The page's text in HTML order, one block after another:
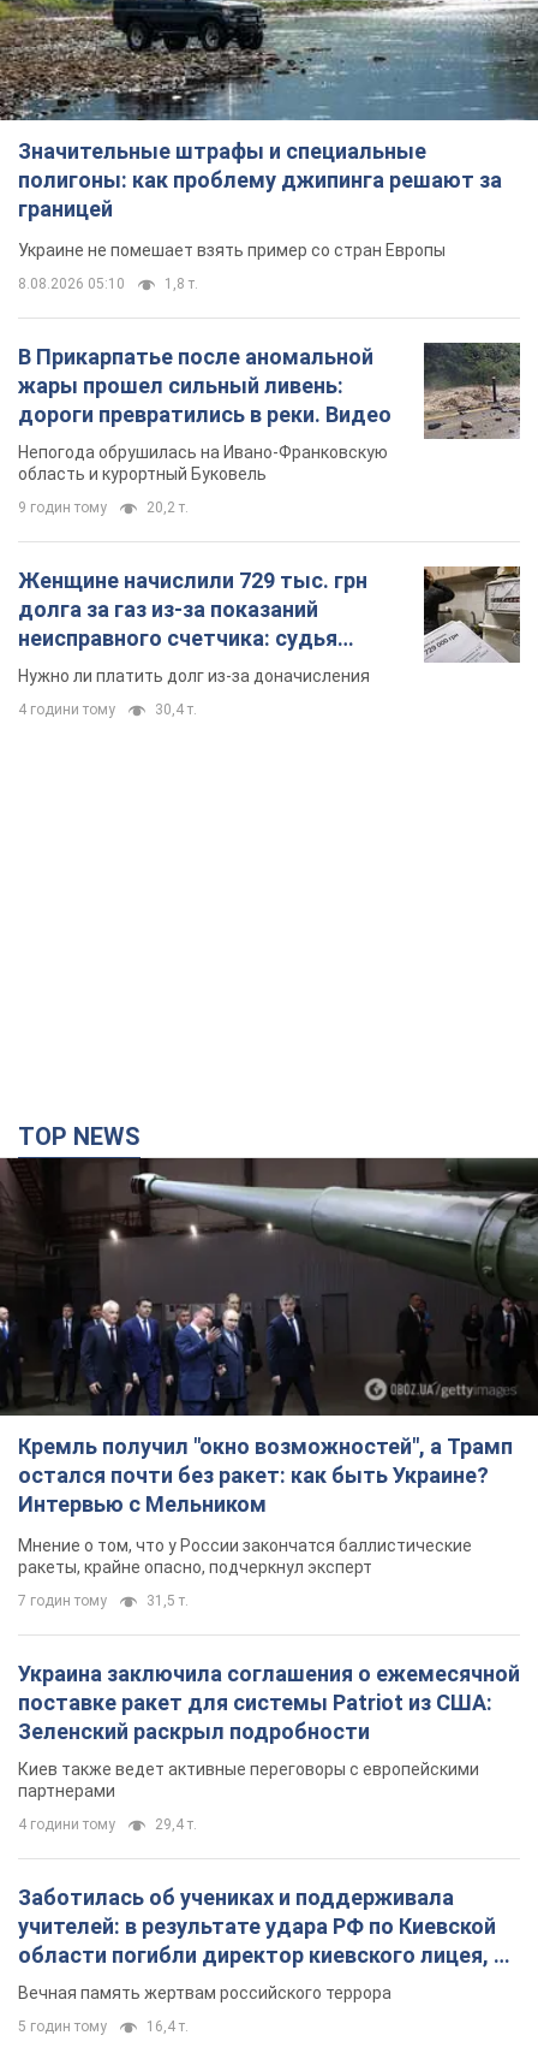
Украине не помешает взять пример со стран Европы
8.08.2026 05:10 1,8 т.
В Прикарпатье после аномальной
жары прошел сильный ливень:
дороги превратились в реки. Видео
Непогода обрушилась на Ивано-Франковскую
Женщине начислили 729 тыс. грн
долга за газ из-за показаний
неисправного счетчика: судья
вынес неожиданное решение
4 години тому 30,4 т.
Кремль получил "окно возможностей", а Трамп
остался почти без ракет: как быть Украине?
Интервью с Мельником
Мнение о том, что у России закончатся баллистические
ракеты, крайне опасно, подчеркнул эксперт
7 годин тому 31,5 т.
Украина заключила соглашения о ежемесячной
поставке ракет для системы Patriot из США:
Зеленский раскрыл подробности
партнерами
учителей: в результате удара РФ по Киевской
области погибли директор киевского лицея, её
муж и внук
5 годин тому